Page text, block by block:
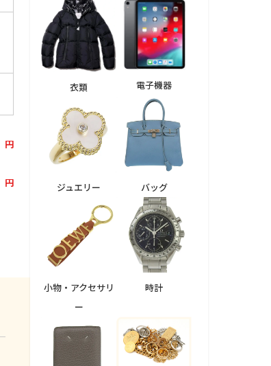
円
円
衣類 電子機器
ジュエリー バッグ
小物・アクセサリ
ー
時計